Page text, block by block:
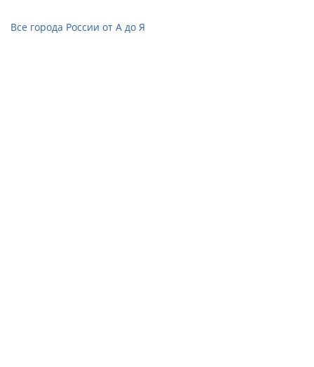
Все города России от А до Я